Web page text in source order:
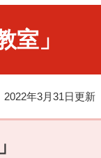
室」
2022年3月31日更新